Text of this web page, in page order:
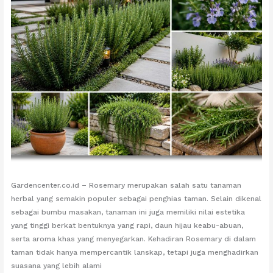
Gardencenter.co.id – Rosemary merupakan salah satu tanaman
herbal yang semakin populer sebagai penghias taman. Selain dikenal
sebagai bumbu masakan, tanaman ini juga memiliki nilai estetika
yang tinggi berkat bentuknya yang rapi, daun hijau keabu-abuan,
serta aroma khas yang menyegarkan. Kehadiran Rosemary di dalam
taman tidak hanya mempercantik lanskap, tetapi juga menghadirkan
suasana yang lebih alami